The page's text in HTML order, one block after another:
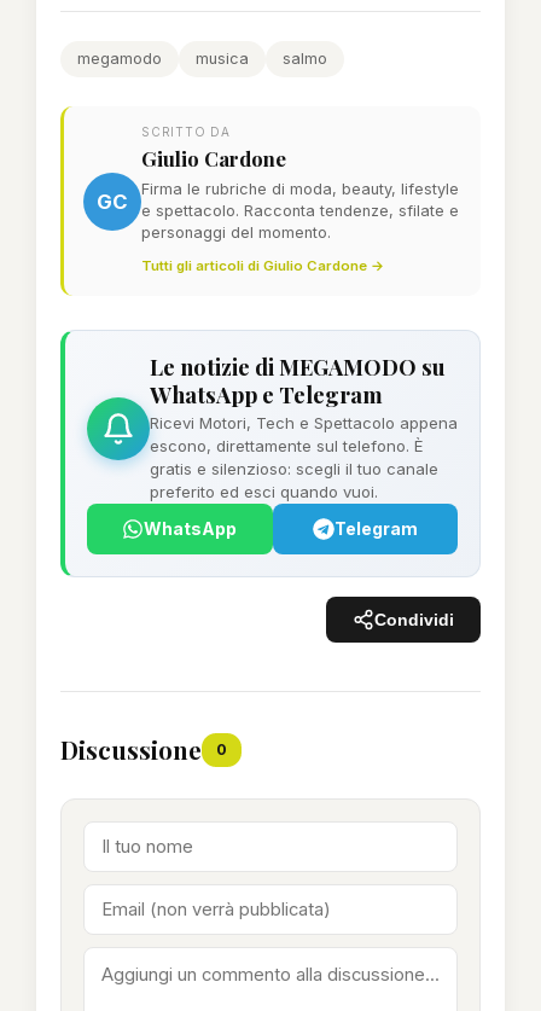
megamodo musica salmo
GC
SCRITTO DA
Giulio Cardone
Firma le rubriche di moda, beauty, lifestyle
e spettacolo. Racconta tendenze, sfilate e
personaggi del momento.
Tutti gli articoli di Giulio Cardone →
Le notizie di MEGAMODO su
WhatsApp e Telegram
Ricevi Motori, Tech e Spettacolo appena
escono, direttamente sul telefono. È
gratis e silenzioso: scegli il tuo canale
preferito ed esci quando vuoi.
WhatsApp Telegram
Condividi
Discussione 0